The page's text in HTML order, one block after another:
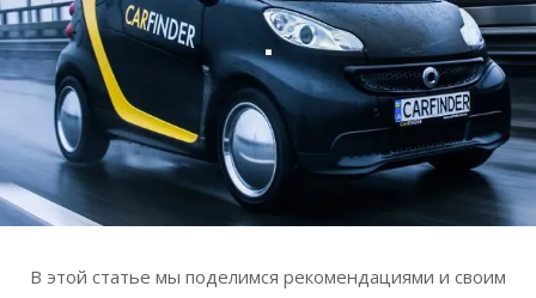
.
В этой статье мы поделимся рекомендациями и своим